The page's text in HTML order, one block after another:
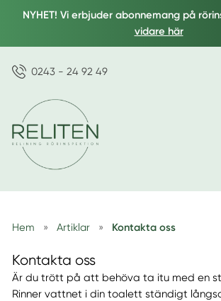
NYHET! Vi erbjuder abonnemang på
vidare här
0243 - 24 92 49
Hem » Artiklar » Kontakta oss
Kontakta oss
Är du trött på att behöva ta itu med en
Rinner vattnet i din toalett ständigt